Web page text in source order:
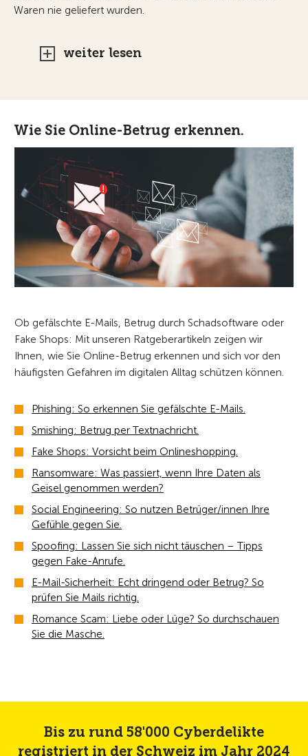
Waren nie geliefert wurden.
weiter lesen
Wie Sie Online-Betrug erkennen.
Ob gefälschte E-Mails, Betrug durch Schadsoftware oder
Fake Shops: Mit unseren Ratgeberartikeln zeigen wir
Ihnen, wie Sie Online-Betrug erkennen und sich vor den
häufigsten Gefahren im digitalen Alltag schützen können.
Phishing: So erkennen Sie gefälschte E-Mails.
Smishing: Betrug per Textnachricht.
Fake Shops: Vorsicht beim Onlineshopping.
Ransomware: Was passiert, wenn Ihre Daten als
Geisel genommen werden?
Social Engineering: So nutzen Betrüger/innen Ihre
Gefühle gegen Sie.
Spoofing: Lassen Sie sich nicht täuschen – Tipps
gegen Fake-Anrufe.
E-Mail-Sicherheit: Echt dringend oder Betrug? So
prüfen Sie Mails richtig.
Romance Scam: Liebe oder Lüge? So durchschauen
Sie die Masche.
Bis zu rund 58'000 Cyberdelikte
registriert in der Schweiz im Jahr 2024